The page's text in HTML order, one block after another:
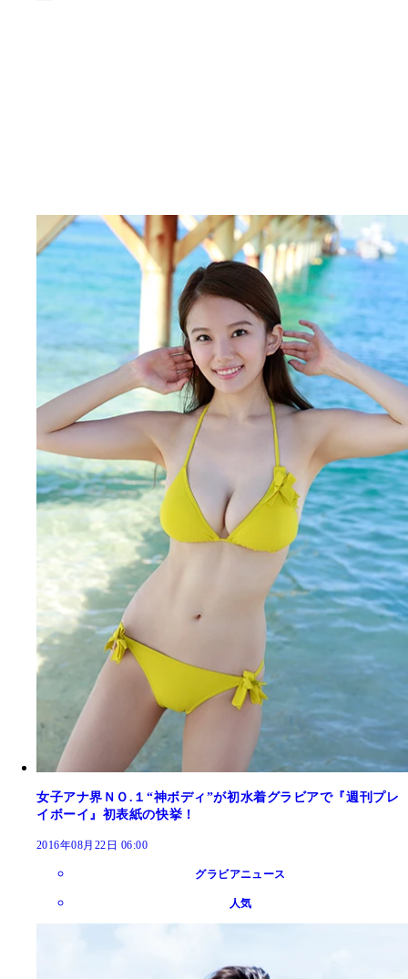
女子アナ界ＮＯ.１“神ボディ”が初水着グラビアで『週刊プレ
イボーイ』初表紙の快挙！
2016年08月22日 06:00
グラビアニュース
人気